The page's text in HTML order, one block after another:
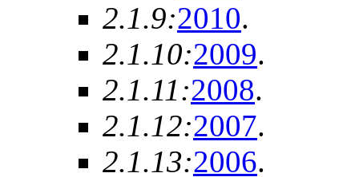
2.1.9:2010.
2.1.10:2009.
2.1.11:2008.
2.1.12:2007.
2.1.13:2006.